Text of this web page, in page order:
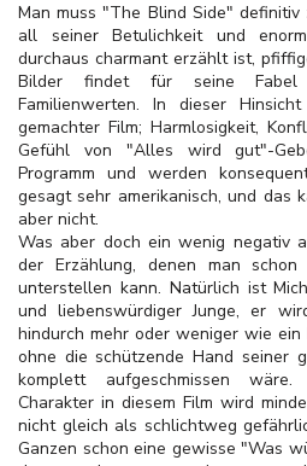
Man muss "The Blind Side"
all seiner Betulichkeit und
durchaus charmant erzählt ist,
Bilder findet für seine Fabel
Familienwerten. In dieser
gemachter Film; Harmlosigkeit,
Gefühl von "Alles wird gut"-
Programm und werden
gesagt sehr amerikanisch, und das
aber nicht.
Was aber doch ein wenig negativ
der Erzählung, denen man schon
unterstellen kann. Natürlich ist
und liebenswürdiger Junge, er
hindurch mehr oder weniger wie
ohne die schützende Hand seiner
komplett aufgeschmissen
Charakter in diesem Film wird
nicht gleich als schlichtweg
Ganzen schon eine gewisse "Was